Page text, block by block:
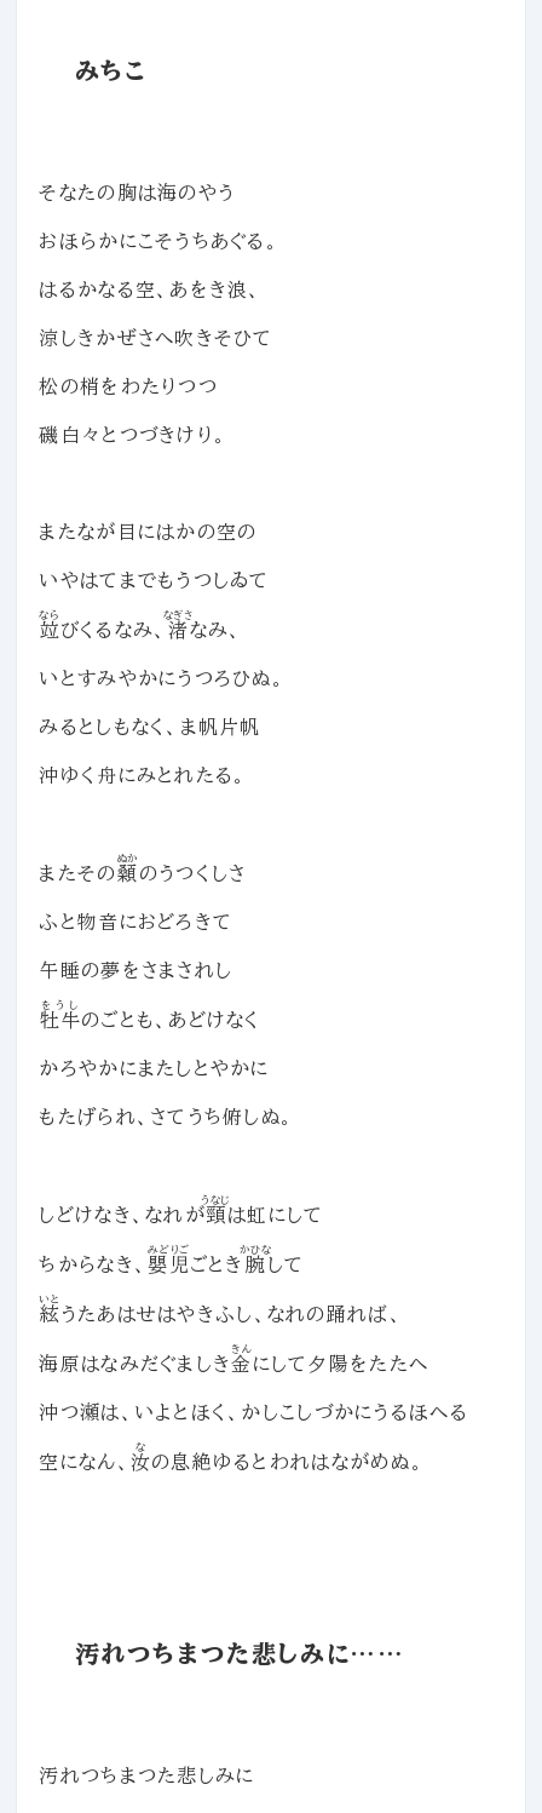
みちこ
そなたの胸は海のやう
おほらかにこそうちあぐる。
はるかなる空、あをき浪、
涼しきかぜさへ吹きそひて
松の梢をわたりつつ
磯白々とつづきけり。
またなが目にはかの空の
いやはてまでもうつしゐて
竝
なら
びくるなみ、 渚
なぎさ
なみ、
いとすみやかにうつろひぬ。
みるとしもなく、ま帆片帆
沖ゆく舟にみとれたる。
またその 顙
ぬか
のうつくしさ
ふと物音におどろきて
午睡の夢をさまされし
牡牛
をうし
のごとも、あどけなく
かろやかにまたしとやかに
もたげられ、さてうち俯しぬ。
しどけなき、なれが頸
うなじ
は虹にして
ちからなき、嬰児
みどりご
ごとき 腕
かひな
して
絃
いと
うたあはせはやきふし、なれの踊れば、
海原はなみだぐましき金
きん
にして夕陽をたたへ
沖つ瀬は、いよとほく、かしこしづかにうるほへる
空になん、 汝
な
の息絶ゆるとわれはながめぬ。
汚れつちまつた悲しみに……
汚れつちまつた悲しみに